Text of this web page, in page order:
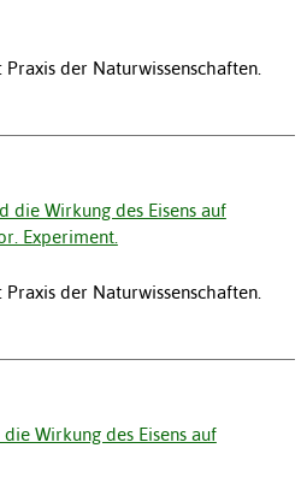
Praxis der Naturwissenschaften.
die Wirkung des Eisens auf
Experiment.
Praxis der Naturwissenschaften.
Wirkung des Eisens auf